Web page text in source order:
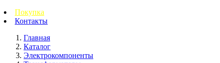
Покупка
Контакты
Главная
Каталог
Электрокомпоненты